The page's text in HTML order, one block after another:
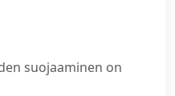
suojaaminen on